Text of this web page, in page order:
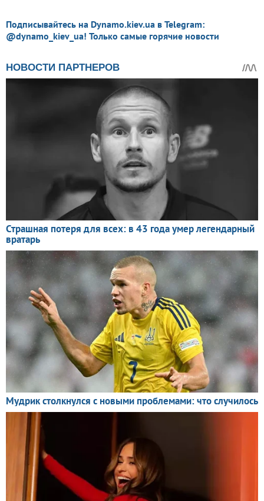
Подписывайтесь на Dynamo.kiev.ua в Telegram:
@dynamo_kiev_ua! Только самые горячие новости